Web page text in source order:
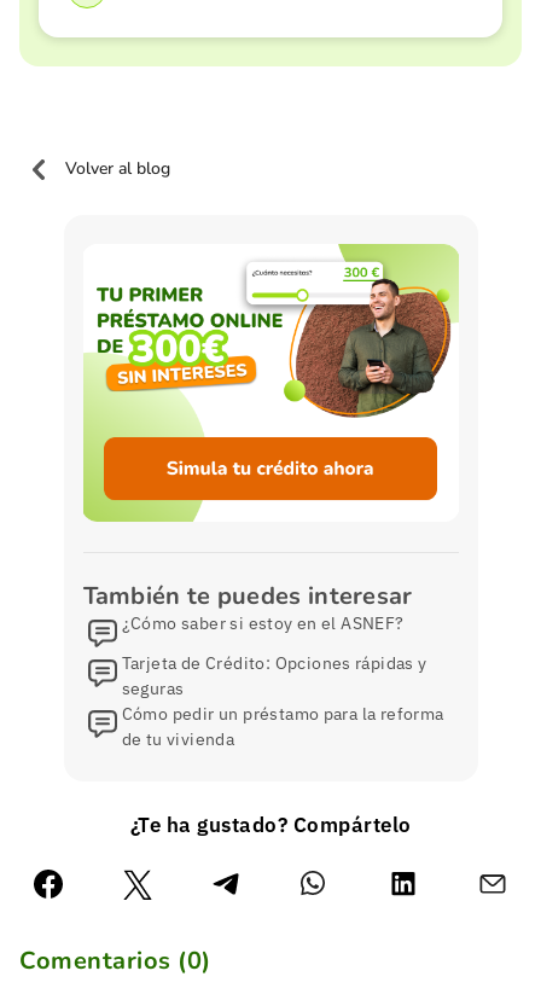
Volver al blog
También te puedes interesar
¿Cómo saber si estoy en el ASNEF?
Tarjeta de Crédito: Opciones rápidas y
seguras
Cómo pedir un préstamo para la reforma
de tu vivienda
¿Te ha gustado? Compártelo
Comentarios (0)